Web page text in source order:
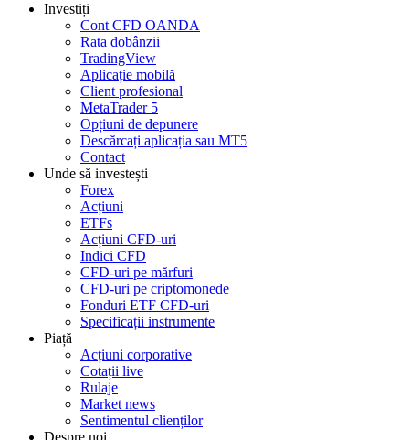
Investiți
Cont CFD OANDA
Rata dobânzii
TradingView
Aplicație mobilă
Client profesional
MetaTrader 5
Opțiuni de depunere
Descărcați aplicația sau MT5
Contact
Unde să investești
Forex
Acțiuni
ETFs
Acțiuni CFD-uri
Indici CFD
CFD-uri pe mărfuri
CFD-uri pe criptomonede
Fonduri ETF CFD-uri
Specificații instrumente
Piață
Acțiuni corporative
Cotații live
Rulaje
Market news
Sentimentul clienților